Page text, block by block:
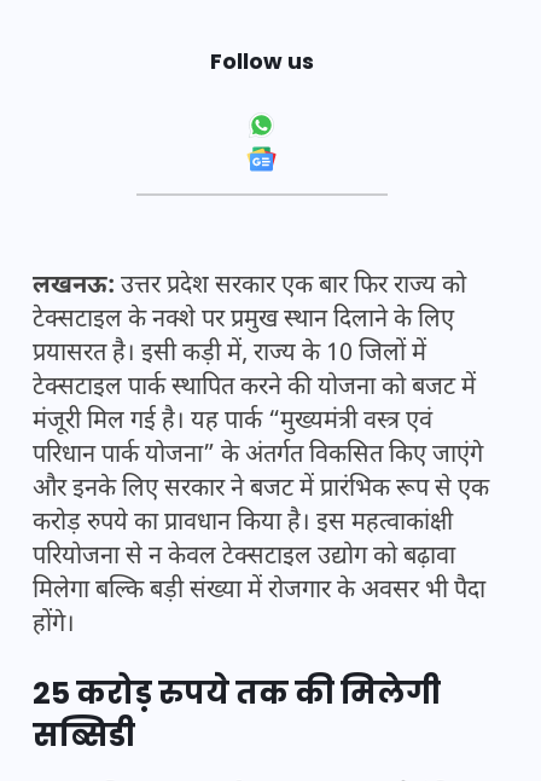
Follow us
लखनऊ: उत्तर प्रदेश सरकार एक बार फिर राज्य को
टेक्सटाइल के नक्शे पर प्रमुख स्थान दिलाने के लिए
प्रयासरत है। इसी कड़ी में, राज्य के 10 जिलों में
टेक्सटाइल पार्क स्थापित करने की योजना को बजट में
मंजूरी मिल गई है। यह पार्क “मुख्यमंत्री वस्त्र एवं
परिधान पार्क योजना” के अंतर्गत विकसित किए जाएंगे
और इनके लिए सरकार ने बजट में प्रारंभिक रूप से एक
करोड़ रुपये का प्रावधान किया है। इस महत्वाकांक्षी
परियोजना से न केवल टेक्सटाइल उद्योग को बढ़ावा
मिलेगा बल्कि बड़ी संख्या में रोजगार के अवसर भी पैदा
होंगे।
25 करोड़ रुपये तक की मिलेगी
सब्सिडी